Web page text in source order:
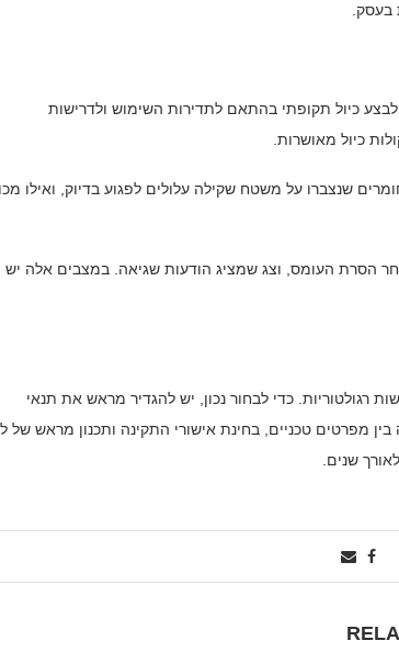
בעסק.
כיול תקופתי בהתאם לתדירות השימוש ולדרישות
כיול מאושרות.
שנצברו על משטח שקילה עלולים לפגוע בדיוק, ואילו
הסרת העומס, וצג שמציג הודעות שגיאה. במצבים אלה יש
כדי לבחור נכון, יש להגדיר מראש את תנאי
מפרטים טכניים, בחינת אישורי התקינה ותכנון מראש של
שנים.